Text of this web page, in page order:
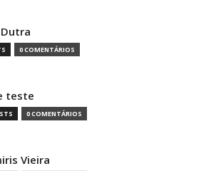
0 COMENTÁRIOS
teste
0 COMENTÁRIOS
Vieira